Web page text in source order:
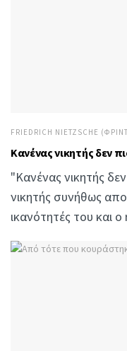
FRIEDRICH NIETZSCHE
Κανένας νικητής δεν
"Κανένας νικητής
νικητής συνήθως
ικανότητές του και